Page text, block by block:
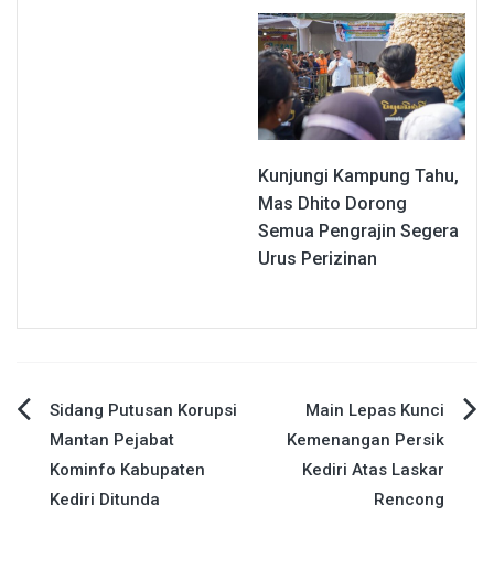
Kunjungi Kampung Tahu,
Mas Dhito Dorong
Semua Pengrajin Segera
Urus Perizinan
Navigasi
pos
Sidang Putusan Korupsi
Mantan Pejabat
Kominfo Kabupaten
Kediri Ditunda
Main Lepas Kunci
Kemenangan Persik
Kediri Atas Laskar
Rencong